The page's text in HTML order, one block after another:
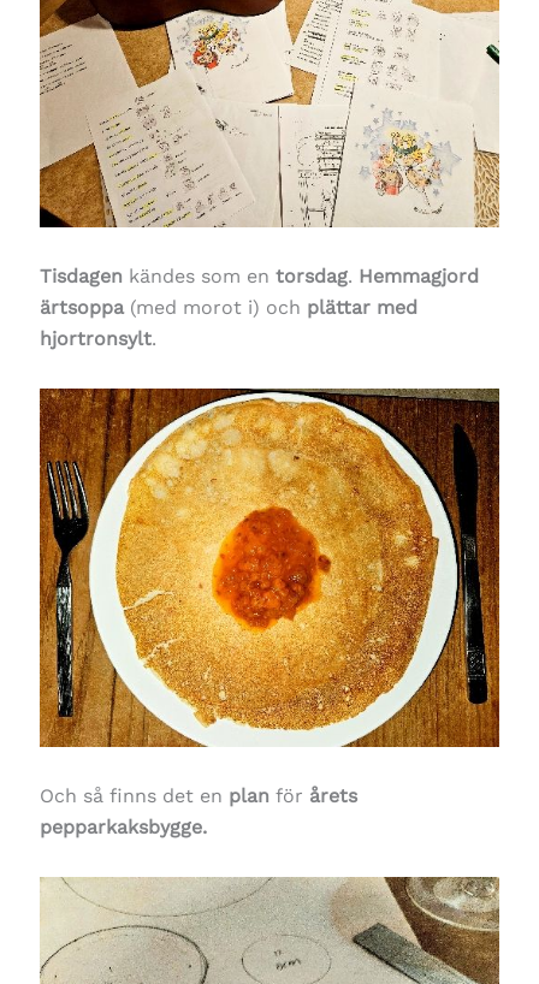
Tisdagen kändes som en torsdag. Hemmagjord
ärtsoppa(med morot i) och plättar med
hjortronsylt.
Och så finns det en plan för årets
pepparkaksbygge.